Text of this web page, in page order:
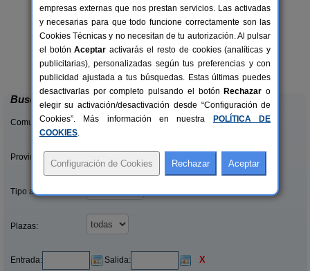
7+2 pers.
desde25 €
A Curiscada
Arzúa (A Coruña)
Buscar
Comunidades:
Provincias/Islas:
Tipo alquiler:
Plazas:
Entrada: Salida: X
empresas externas que nos prestan servicios. Las activadas
y necesarias para que todo funcione correctamente son las
Cookies Técnicas y no necesitan de tu autorización. Al pulsar
el botónAceptar activarás el resto de cookies (analíticas y
publicitarias), personalizadas según tus preferencias y con
publicidad ajustada a tus búsquedas. Estas últimas puedes
desactivarlas por completo pulsando el botón Rechazar o
elegir su activación/desactivación desde “Configuración de
Cookies”. Más información en nuestra
POLÍTICA DE
COOKIES.